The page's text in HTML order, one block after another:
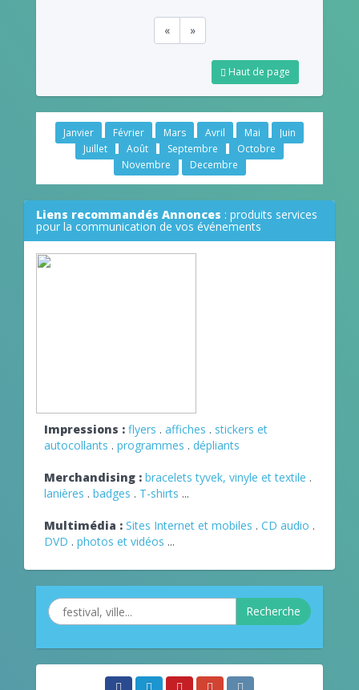
« »
Haut de page
Janvier Février Mars Avril Mai
Juin
Juillet
Août Septembre
Octobre
Novembre
Decembre
Liens recommandés Annonces : produits services
pour la communication de vos événements
Impressions : flyers . affiches . stickers et
autocollants . programmes . dépliants
Merchandising : bracelets tyvek, vinyle et textile .
lanières . badges . T-shirts ...
Multimédia : Sites Internet et mobiles . CD audio .
DVD . photos et vidéos ...
Recherche